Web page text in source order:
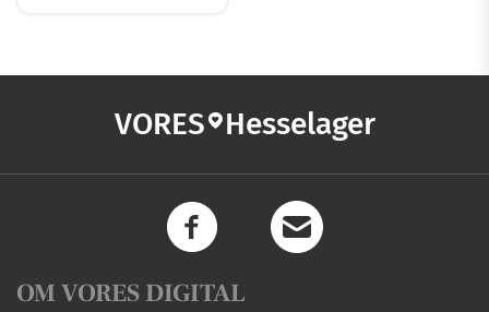
VORES Hesselager
OM VORES DIGITAL